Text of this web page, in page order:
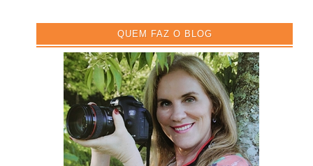
QUEM FAZ O BLOG